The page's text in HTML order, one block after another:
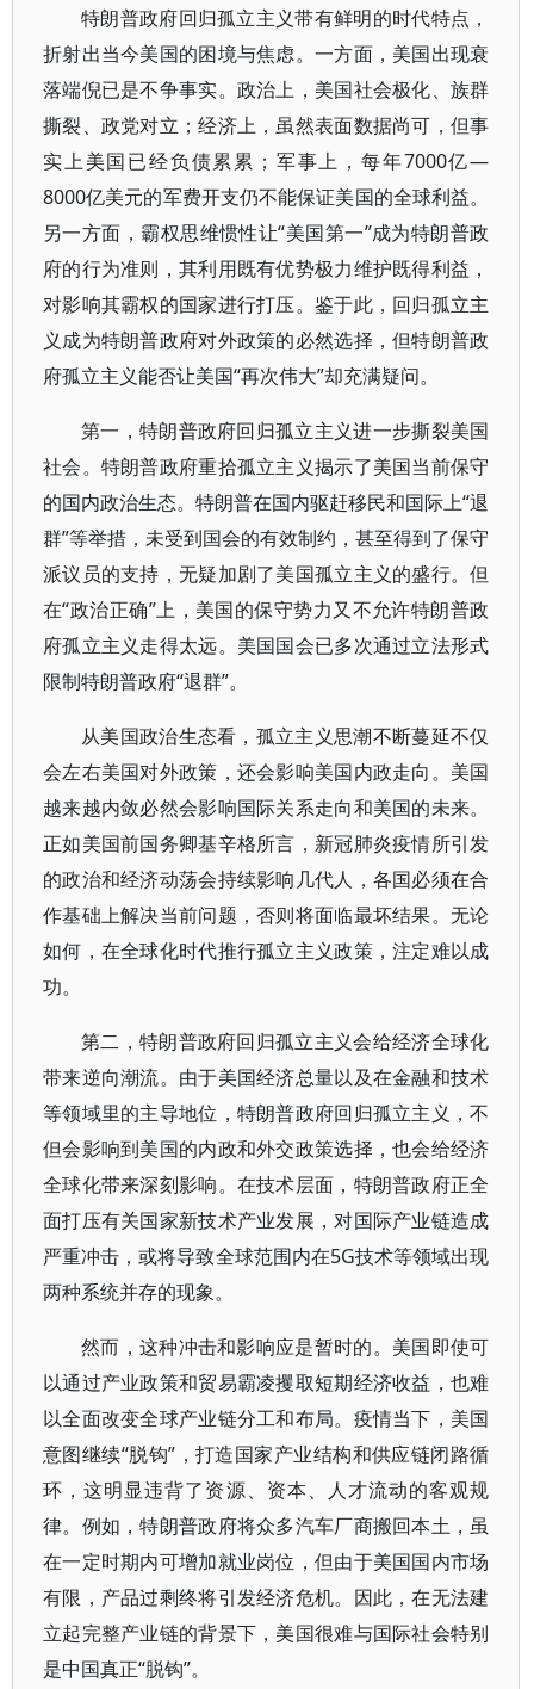
特朗普政府回归孤立主义带有鲜明的时代特点，
折射出当今美国的困境与焦虑。一方面，美国出现衰
落端倪已是不争事实。政治上，美国社会极化、族群
撕裂、政党对立；经济上，虽然表面数据尚可，但事
实上美国已经负债累累；军事上，每年7000亿—
8000亿美元的军费开支仍不能保证美国的全球利益。
另一方面，霸权思维惯性让“美国第一”成为特朗普政
府的行为准则，其利用既有优势极力维护既得利益，
对影响其霸权的国家进行打压。鉴于此，回归孤立主
义成为特朗普政府对外政策的必然选择，但特朗普政
府孤立主义能否让美国“再次伟大”却充满疑问。
第一，特朗普政府回归孤立主义进一步撕裂美国
社会。特朗普政府重拾孤立主义揭示了美国当前保守
的国内政治生态。特朗普在国内驱赶移民和国际上“退
群”等举措，未受到国会的有效制约，甚至得到了保守
派议员的支持，无疑加剧了美国孤立主义的盛行。但
在“政治正确”上，美国的保守势力又不允许特朗普政
府孤立主义走得太远。美国国会已多次通过立法形式
限制特朗普政府“退群”。
从美国政治生态看，孤立主义思潮不断蔓延不仅
会左右美国对外政策，还会影响美国内政走向。美国
越来越内敛必然会影响国际关系走向和美国的未来。
正如美国前国务卿基辛格所言，新冠肺炎疫情所引发
的政治和经济动荡会持续影响几代人，各国必须在合
作基础上解决当前问题，否则将面临最坏结果。无论
如何，在全球化时代推行孤立主义政策，注定难以成
功。
第二，特朗普政府回归孤立主义会给经济全球化
带来逆向潮流。由于美国经济总量以及在金融和技术
等领域里的主导地位，特朗普政府回归孤立主义，不
但会影响到美国的内政和外交政策选择，也会给经济
全球化带来深刻影响。在技术层面，特朗普政府正全
面打压有关国家新技术产业发展，对国际产业链造成
严重冲击，或将导致全球范围内在5G技术等领域出现
两种系统并存的现象。
然而，这种冲击和影响应是暂时的。美国即使可
以通过产业政策和贸易霸凌攫取短期经济收益，也难
以全面改变全球产业链分工和布局。疫情当下，美国
意图继续“脱钩”，打造国家产业结构和供应链闭路循
环，这明显违背了资源、资本、人才流动的客观规
律。例如，特朗普政府将众多汽车厂商搬回本土，虽
在一定时期内可增加就业岗位，但由于美国国内市场
有限，产品过剩终将引发经济危机。因此，在无法建
立起完整产业链的背景下，美国很难与国际社会特别
是中国真正“脱钩”。